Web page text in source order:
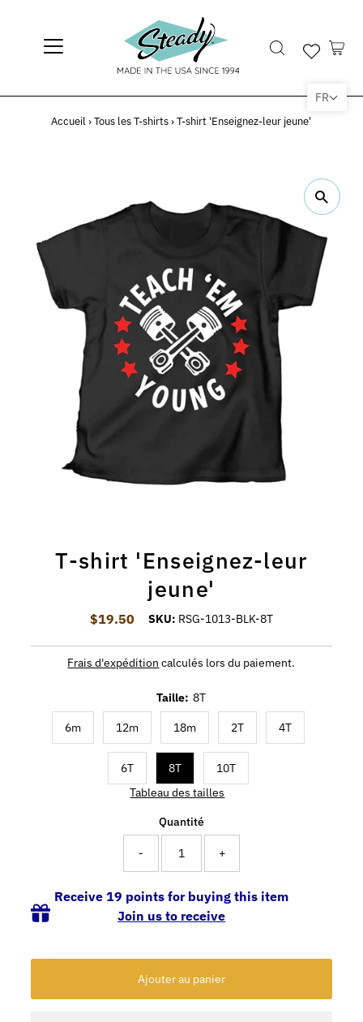
Accueil › Tous les T-shirts › T-shirt 'Enseignez-leur jeune'
T-shirt 'Enseignez-leur
jeune'
Prix ordinaire
$19.50 SKU: RSG-1013-BLK-8T
Frais d'expédition calculés lors du paiement.
Taille: 8T
6m 12m 18m 2T 4T
6T 8T
10T
Tableau des tailles
Quantité
- +
Receive 19 points for buying this item
Join us to receive
FR